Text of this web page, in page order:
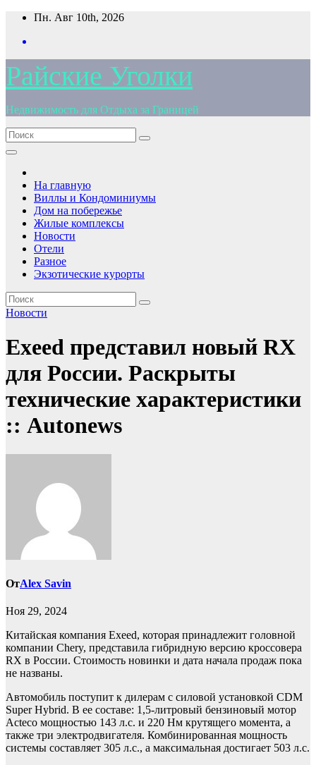
Перейти
содержимому
Пн. Авг 10th, 2026
Райские Уголки
Недвижимость для Отдыха за Границей
На главную
Виллы и Кондоминиумы
Дом на побережье
Жилые комплексы
Новости
Отели
Разное
Экзотические курорты
Новости
Exeed представил новый RX
для России. Раскрыты
технические характеристики
:: Autonews
ОтAlex Savin
Ноя 29, 2024
Китайская компания Exeed, которая принадлежит головной
компании Chery, представила гибридную версию кроссовера
RX в России. Стоимость новинки и дата начала продаж пока
не названы.
Автомобиль поступит к дилерам с силовой установкой CDM
Super Hybrid. В ее составе: 1,5-литровый бензиновый мотор
Acteco мощностью 143 л.с. и 220 Нм крутящего момента, а
также три электродвигателя. Комбинированная мощность
системы составляет 305 л.с., а максимальная достигает 503 л.с.